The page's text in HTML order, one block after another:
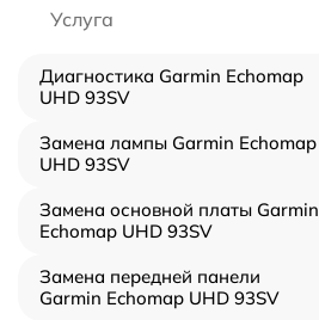
Услуга
Диагностика Garmin Echomap
UHD 93SV
Замена лампы Garmin Echomap
UHD 93SV
Замена основной платы Garmin
Echomap UHD 93SV
Замена передней панели
Garmin Echomap UHD 93SV